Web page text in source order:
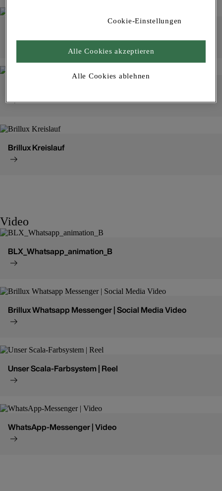
Brillux Kreislauf
Video
BLX_Whatsapp_animation_B
Brillux Whatsapp Messenger | Social Media Video
Unser Scala-Farbsystem | Reel
WhatsApp-Messenger | Video
Cookie-Einstellungen
Alle Cookies ablehnen
Alle Cookies akzeptieren